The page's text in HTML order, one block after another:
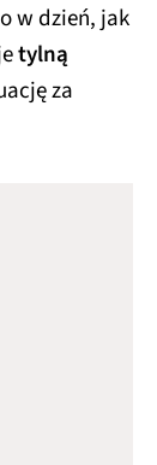
w dzień, jak
tylną
za